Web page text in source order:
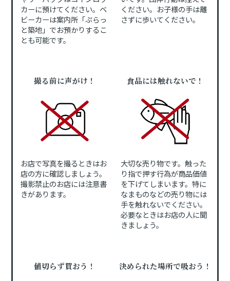
カーに預けてください。ベ
ビーカーは案内所「ぷらっ
と築地」でお預かりするこ
とも可能です。
ください。お子様の手は離
さずに歩いてください。
撮る前に声がけ！
お店で写真を撮るときはお
店の方に確認しましょう。
撮影禁止のお店には注意書
きがあります。
食品には触れないで！
大切な売り物です。触った
り指で押す行為が商品価値
を下げてしまいます。特に
なまものなどの売り物には
手を触れないでください。
必要なときはお店の人に聞
きましょう。
値切らず買おう！ 決められた場所で吸おう！